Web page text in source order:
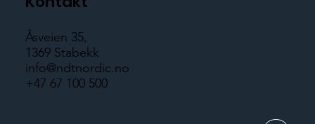
Åsveien 35,
1369 Stabekk
info@ndtnordic.no
+47 67 100 500